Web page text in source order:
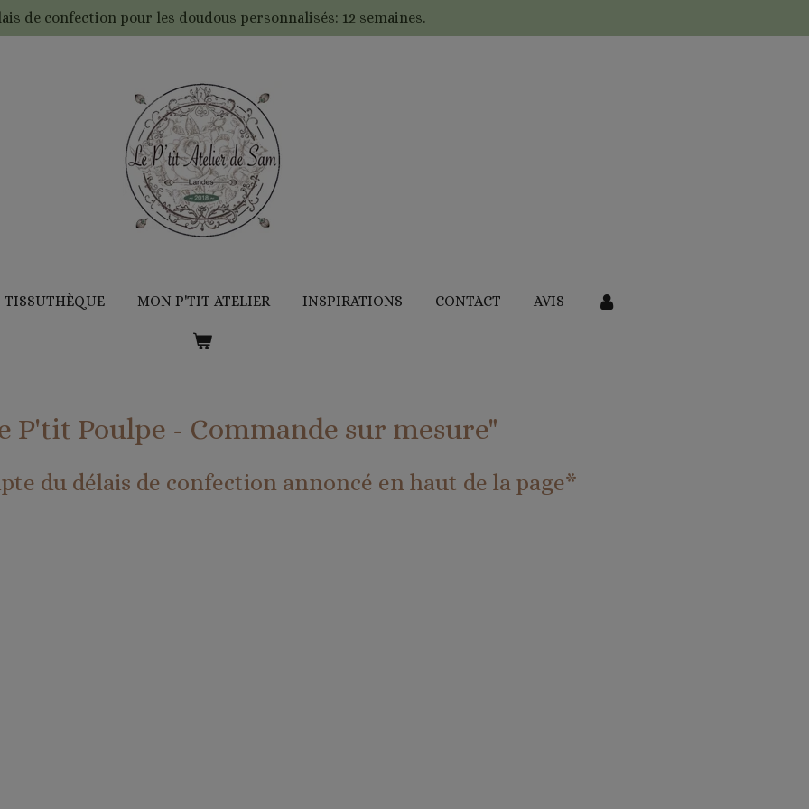
de confection pour les doudous personnalisés: 12 semaines.
TISSUTHÈQUE MON P'TIT ATELIER INSPIRATIONS CONTACT AVIS
P'tit Poulpe - Commande sur mesure"
du délais de confection annoncé en haut de la page*